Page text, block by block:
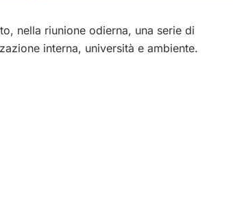
nella riunione odierna, una serie di
interna, università e ambiente.